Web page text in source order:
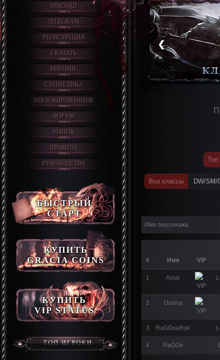
DISCORD
TELEGRAM
РЕГИСТРАЦИЯ
СКАЧАТЬ
РЕЙТИНГ
СТАТИСТИКА
ЗАБЛОКИРОВАННЫЕ
ФОРУМ
РЫНОК
ПРАВИЛА
РУКОВОДСТВА
БЫСТРЫЙ
СТАРТ
КУПИТЬ
GRACIA COINS
КУПИТЬ
VIP STATUS
ТОП ИГРОКИ
❮
Топ
Все классы DW/SM/
# Имя VIP
1 Amal
2 Darina
3 RaGGnaRok
4 RaGGe